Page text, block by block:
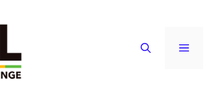
MENU